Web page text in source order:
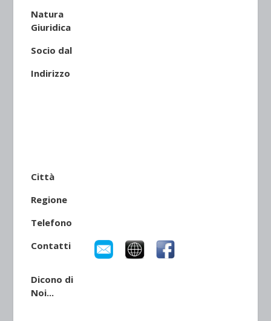
Natura
Giuridica
Socio dal
Indirizzo
Città
Regione
Telefono
Contatti
Dicono di
Noi...